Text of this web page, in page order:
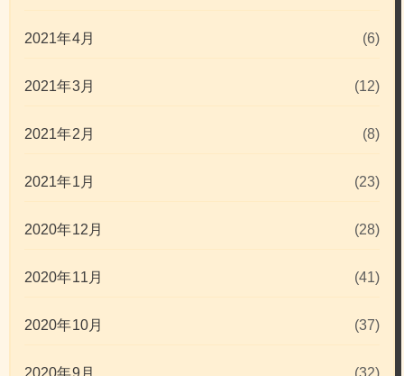
2021年4月 (6)
2021年3月 (12)
2021年2月 (8)
2021年1月 (23)
2020年12月 (28)
2020年11月 (41)
2020年10月 (37)
2020年9月 (32)